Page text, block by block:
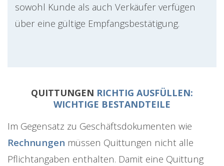
sowohl Kunde als auch Verkäufer verfügen
über eine gültige Empfangsbestätigung.
QUITTUNGEN RICHTIG AUSFÜLLEN:
WICHTIGE BESTANDTEILE
Im Gegensatz zu Geschäftsdokumenten wie
Rechnungen müssen Quittungen nicht alle
Pflichtangaben enthalten. Damit eine Quittung